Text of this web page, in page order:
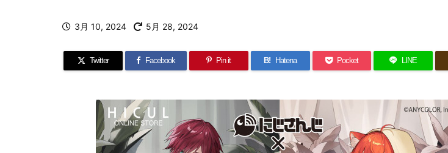
3月 10, 2024 5月 28, 2024
Twitter Facebook Pin it B! Hatena Pocket LINE